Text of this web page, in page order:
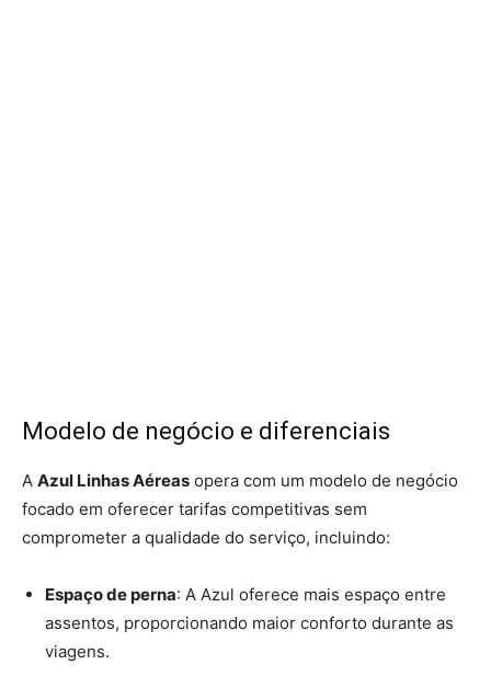
Modelo de negócio e diferenciais
A Azul Linhas Aéreas opera com um modelo de negócio
focado em oferecer tarifas competitivas sem
comprometer a qualidade do serviço, incluindo:
Espaço de perna: A Azul oferece mais espaço entre
assentos, proporcionando maior conforto durante as
viagens.